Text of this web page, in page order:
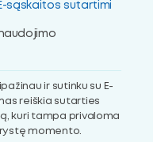
sąskaitos sutartimi
ir sutinku su E-
reiškia sutarties
kuri tampa privaloma
momento.